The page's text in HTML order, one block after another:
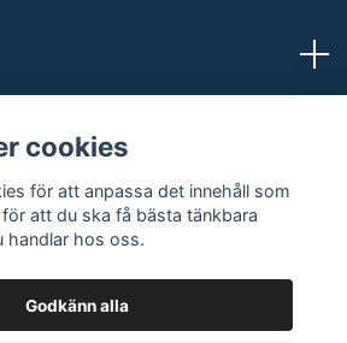
cookies
för att anpassa det innehåll som
att du ska få bästa tänkbara
handlar hos oss.
Godkänn alla